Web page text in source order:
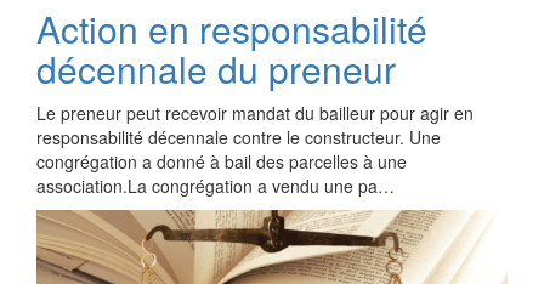
Action en responsabilité
décennale du preneur
Le preneur peut recevoir mandat du bailleur pour agir en
responsabilité décennale contre le constructeur. Une
congrégation a donné à bail des parcelles à une
association.La congrégation a vendu une pa…